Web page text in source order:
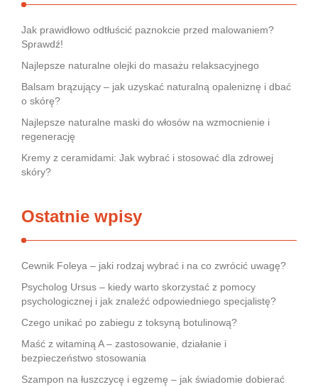
Jak prawidłowo odtłuścić paznokcie przed malowaniem?
Sprawdź!
Najlepsze naturalne olejki do masażu relaksacyjnego
Balsam brązujący – jak uzyskać naturalną opaleniznę i dbać
o skórę?
Najlepsze naturalne maski do włosów na wzmocnienie i
regenerację
Kremy z ceramidami: Jak wybrać i stosować dla zdrowej
skóry?
Ostatnie wpisy
Cewnik Foleya – jaki rodzaj wybrać i na co zwrócić uwagę?
Psycholog Ursus – kiedy warto skorzystać z pomocy
psychologicznej i jak znaleźć odpowiedniego specjalistę?
Czego unikać po zabiegu z toksyną botulinową?
Maść z witaminą A – zastosowanie, działanie i
bezpieczeństwo stosowania
Szampon na łuszczycę i egzemę – jak świadomie dobierać